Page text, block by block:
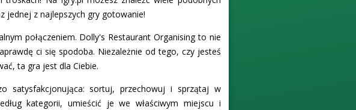
jednej z najlepszych gry gotowanie!
połączeniem. Dolly's Restaurant Organising to nie
ci się spodoba. Niezależnie od tego, czy jesteś
ta gra jest dla Ciebie.
satysfakcjonująca: sortuj, przechowuj i sprzątaj w
kategorii, umieścić je we właściwym miejscu i